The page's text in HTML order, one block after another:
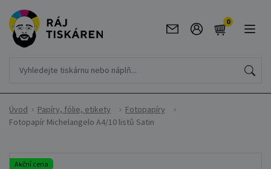
0
Úvod Papíry, fólie, etikety
Fotopapíry
Fotopapír Michelangelo A4/10 listů Satin
Akční cena